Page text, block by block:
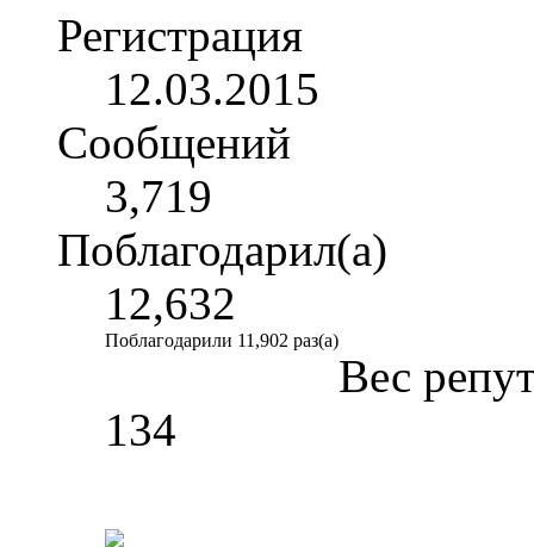
Регистрация
12.03.2015
Сообщений
3,719
Поблагодарил(а)
12,632
Поблагодарили 11,902 раз(а)
Вес
134